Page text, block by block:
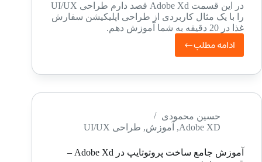
در این قسمت Adobe Xd قصد دارم طراحی UI/UX
را با یک مثال کاربردی از طراحی اپلیکیشن سفارش
غذا در 20 دقیقه به شما آموزش دهم.
ادامه مطلب
آموزش
صفر
در
20
حسین محمودی
Adobe XD
, آموزش, طراحی UI/UX
آموزش جامع ساخت پروتوتایپ در Adobe Xd –